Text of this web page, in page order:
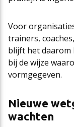
Voor
trainers,
blijft het daarom
bij de wijze
vormgegeven.
Nieuwe
wachten
Contact